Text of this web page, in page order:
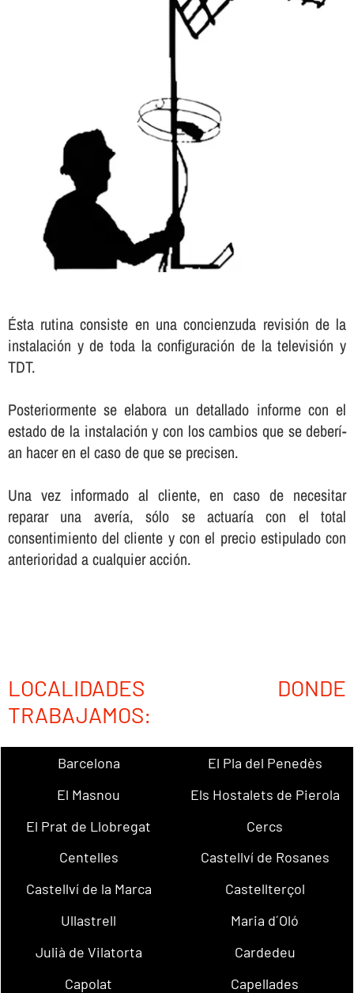
Ésta rutina consiste en una concienzuda revisión de la
instalación y de toda la configuración de la televisión y
TDT.
Posteriormente se elabora un detallado informe con el
estado de la instalación y con los cambios que se deberí­
an hacer en el caso de que se precisen.
Una vez informado al cliente, en caso de necesitar
reparar una averí­a, sólo se actuarí­a con el total
consentimiento del cliente y con el precio estipulado con
anterioridad a cualquier acción.
LOCALIDADES DONDE
TRABAJAMOS:
Barcelona
El Pla del Penedès
El Masnou
Els Hostalets de Pierola
El Prat de Llobregat
Cercs
Centelles
Castellví de Rosanes
Castellví de la Marca
Castellterçol
Ullastrell
Maria d´Oló
Julià de Vilatorta
Cardedeu
Capolat
Capellades